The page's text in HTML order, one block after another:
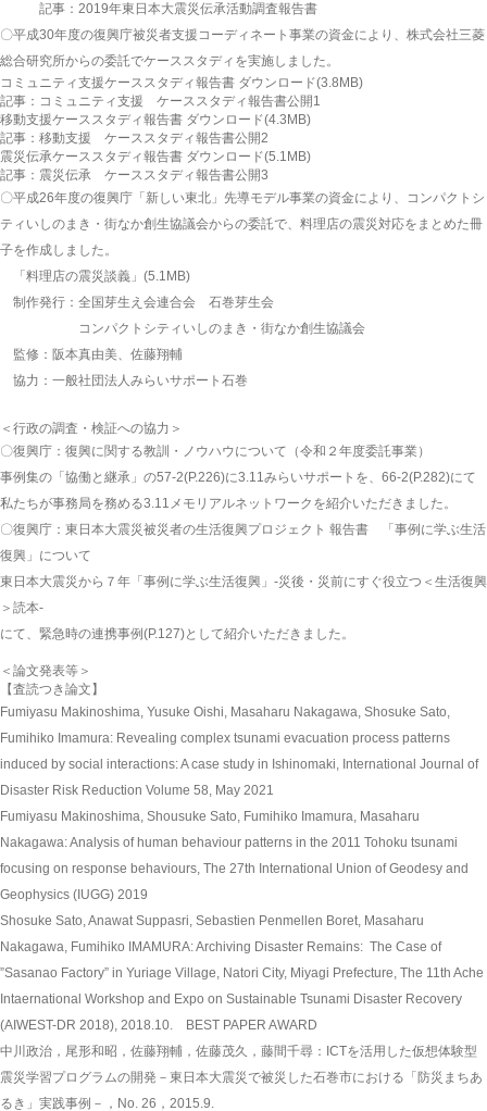
記事： 2019年東日本大震災伝承活動調査報告書
〇平成30年度の復興庁被災者支援コーディネート事業の資金により、株式会社三菱
総合研究所からの委託でケーススタディを実施しました。
コミュニティ支援ケーススタディ報告書 ダウンロード(3.8MB)
記事： コミュニティ支援 ケーススタディ報告書公開1
移動支援ケーススタディ報告書 ダウンロード(4.3MB)
記事： 移動支援 ケーススタディ報告書公開2
震災伝承ケーススタディ報告書 ダウンロード(5.1MB)
記事： 震災伝承 ケーススタディ報告書公開3
〇平成26年度の復興庁「新しい東北」先導モデル事業の資金により、コンパクトシ
ティいしのまき・街なか創生協議会からの委託で、料理店の震災対応をまとめた冊
子を作成しました。
「料理店の震災談義」(5.1MB)
制作発行：全国芽生え会連合会 石巻芽生会
コンパクトシティいしのまき・街なか創生協議会
監修：阪本真由美、佐藤翔輔
協力：一般社団法人みらいサポート石巻
＜行政の調査・検証への協力＞
〇復興庁： 復興に関する教訓・ノウハウについて（令和２年度委託事業）
事例集の「協働と継承」の57‐2(P.226)に3.11みらいサポートを、66-2(P.282)にて
私たちが事務局を務める3.11メモリアルネットワークを紹介いただきました。
〇復興庁： 東日本大震災被災者の生活復興プロジェクト 報告書 「事例に学ぶ生活
復興」について
東日本大震災から７年「事例に学ぶ生活復興」-災後・災前にすぐ役立つ＜生活復興
＞読本-
にて、緊急時の連携事例(P.127)として紹介いただきました。
＜論文発表等＞
【査読つき論文】
Fumiyasu Makinoshima, Yusuke Oishi, Masaharu Nakagawa, Shosuke Sato,
Fumihiko Imamura: Revealing complex tsunami evacuation process patterns
induced by social interactions: A case study in Ishinomaki, International Journal of
Disaster Risk Reduction Volume 58, May 2021
Fumiyasu Makinoshima, Shousuke Sato, Fumihiko Imamura, Masaharu
Nakagawa: Analysis of human behaviour patterns in the 2011 Tohoku tsunami
focusing on response behaviours, The 27th International Union of Geodesy and
Geophysics (IUGG) 2019
Shosuke Sato, Anawat Suppasri, Sebastien Penmellen Boret, Masaharu
Nakagawa, Fumihiko IMAMURA: Archiving Disaster Remains: The Case of
”Sasanao Factory” in Yuriage Village, Natori City, Miyagi Prefecture, The 11th Ache
Intaernational Workshop and Expo on Sustainable Tsunami Disaster Recovery
(AIWEST-DR 2018), 2018.10.
BEST PAPER AWARD
中川政治，尾形和昭，佐藤翔輔，佐藤茂久，藤間千尋：ICTを活用した仮想体験型
震災学習プログラムの開発－東日本大震災で被災した石巻市における「防災まちあ
るき」実践事例－，No. 26，2015.9.